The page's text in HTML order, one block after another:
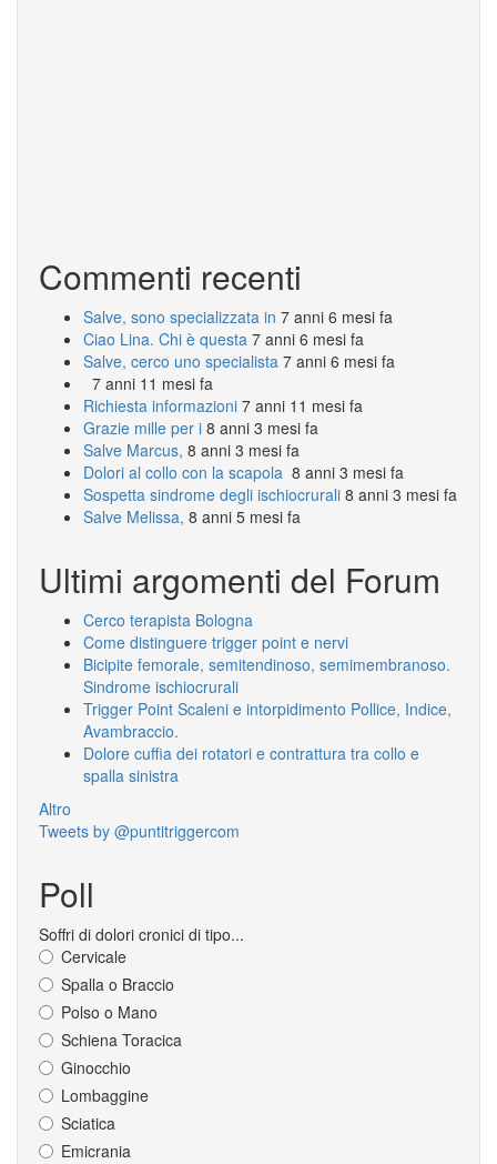
Commenti recenti
Salve, sono specializzata in 7 anni 6 mesi fa
Ciao Lina. Chi è questa 7 anni 6 mesi fa
Salve, cerco uno specialista 7 anni 6 mesi fa
7 anni 11 mesi fa
Richiesta informazioni 7 anni 11 mesi fa
Grazie mille per i 8 anni 3 mesi fa
Salve Marcus, 8 anni 3 mesi fa
Dolori al collo con la scapola 8 anni 3 mesi fa
Sospetta sindrome degli ischiocrurali 8 anni 3 mesi fa
Salve Melissa, 8 anni 5 mesi fa
Ultimi argomenti del Forum
Cerco terapista Bologna
Come distinguere trigger point e nervi
Bicipite femorale, semitendinoso, semimembranoso.
Sindrome ischiocrurali
Trigger Point Scaleni e intorpidimento Pollice, Indice,
Avambraccio.
Dolore cuffia dei rotatori e contrattura tra collo e
spalla sinistra
Altro
Tweets by @puntitriggercom
Poll
Soffri di dolori cronici di tipo...
Cervicale
Spalla o Braccio
Polso o Mano
Schiena Toracica
Ginocchio
Lombaggine
Sciatica
Emicrania